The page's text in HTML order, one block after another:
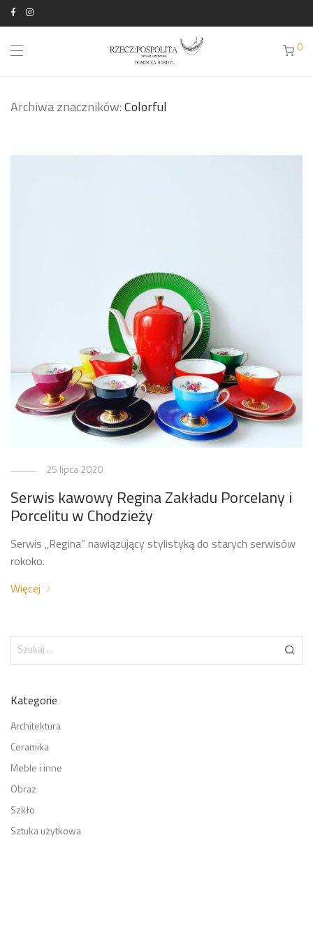
0
Archiwa znaczników: Colorful
25 lipca 2020
Serwis kawowy Regina Zakładu Porcelany i
Porcelitu w Chodzieży
Serwis „Regina” nawiązujący stylistyką do starych serwisów
rokoko.
Więcej
Kategorie
Architektura
Ceramika
Meble i inne
Obraz
Szkło
Sztuka użytkowa